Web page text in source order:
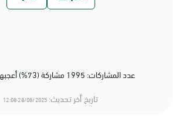
عدد المشاركات: 1995 مشاركة (73%) أعجبهم المحتوى
تاريخ أخر تحديث: 28/08/2025 12:08